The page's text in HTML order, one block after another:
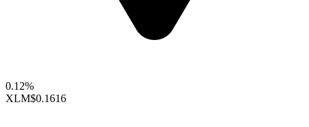
0.12%
XLM$0.1616